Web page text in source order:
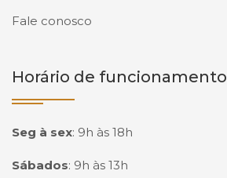
Fale conosco
Horário de funcionamento
Seg à sex: 9h às 18h
Sábados: 9h às 13h